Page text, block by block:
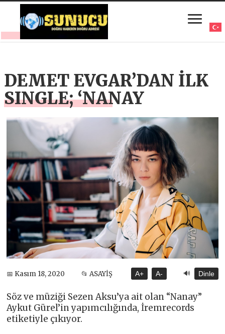
DEMET EVGAR’DAN İLK
SINGLE; ‘NANAY
📅 Kasım 18, 2020 📂 ASAYİŞ A+ A- 🔊 Dinle
Söz ve müziği Sezen Aksu’ya ait olan “Nanay”
Aykut Gürel’in yapımcılığında, İremrecords
etiketiyle çıkıyor.